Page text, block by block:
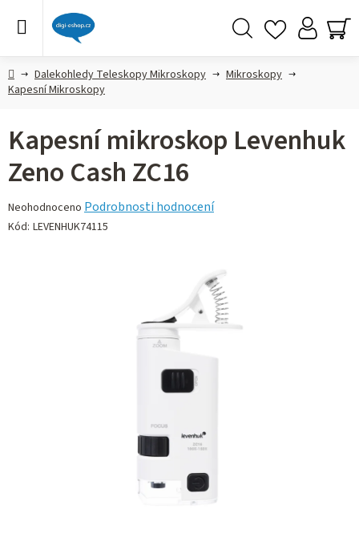
DomůDalekohledy Teleskopy Mikroskopy
Mikroskopy
Kapesní Mikroskopy
Kapesní mikroskop Levenhuk
Zeno Cash ZC16
Průměrné
hodnocení
Neohodnoceno Podrobnosti hodnocení
Kód: LEVENHUK74115